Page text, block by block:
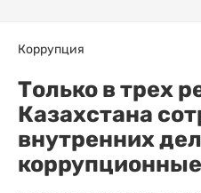
Коррупция
Только в трех
Казахстана
внутренних